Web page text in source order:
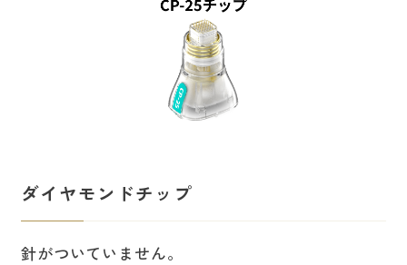
ダイヤモンドチップ
針がついていません。